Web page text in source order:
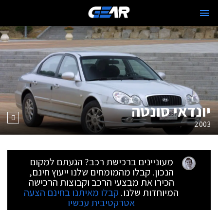
יונדאי סונטה
2003
מעוניינים ברכישת רכב? הגעתם למקום
הנכון. קבלו מהמומחים שלנו ייעוץ חינם,
הכירו את מבצעי הרכב וקבוצות הרכישה
המיוחדות שלנו. קבלו מאיתנו בחינם הצעה
אטרקטיבית עכשיו